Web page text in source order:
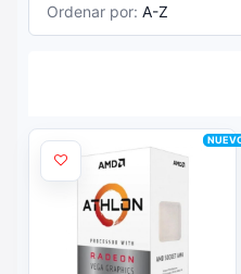
Ordenar por: A-Z